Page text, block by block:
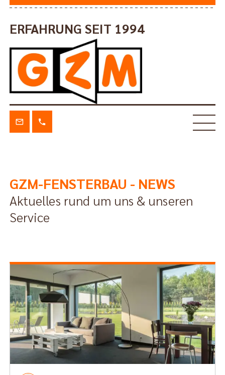
ERFAHRUNG SEIT 1994
GZM-FENSTERBAU - NEWS
Aktuelles rund um uns & unseren
Service